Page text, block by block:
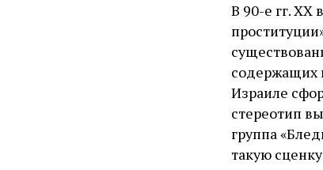
В 90-е гг. XX
содержащих
Израиле
стереотип
группа
такую